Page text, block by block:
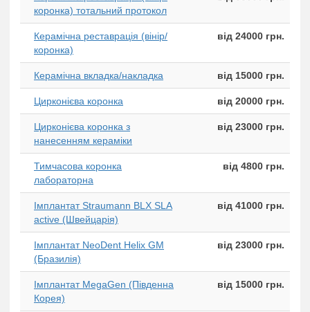
коронка) тотальний протокол
Керамічна реставрація (вінір/
коронка)
від 24000 грн.
Керамічна вкладка/накладка від 15000 грн.
Цирконієва коронка від 20000 грн.
Цирконієва коронка з
нанесенням кераміки
від 23000 грн.
Тимчасова коронка
лабораторна
від 4800 грн.
Імплантат Straumann BLX SLA
active (Швейцарія)
від 41000 грн.
Імплантат NeoDent Helix GM
(Бразилія)
від 23000 грн.
Імплантат MegaGen (Південна
Корея)
від 15000 грн.